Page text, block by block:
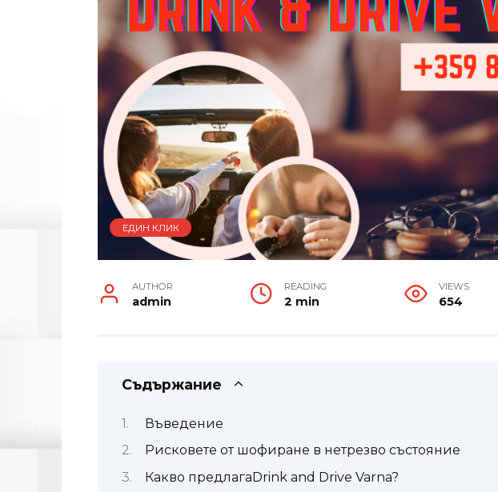
ЕДИН КЛИК
AUTHOR
admin
READING
2 min
VIEWS
654
Съдържание
Въведение
Рисковете от шофиране в нетрезво състояние
Какво предлагаDrink and Drive Varna?